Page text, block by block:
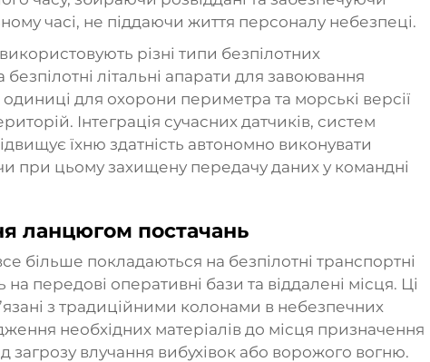
часі, не піддаючи життя персоналу небезпеці.
різні типи безпілотних
літальні апарати для завоювання
для охорони периметра та морські версії
Інтеграція сучасних датчиків, систем
їхню здатність автономно виконувати
при цьому захищену передачу даних у командні
ланцюгом постачань
більше покладаються на безпілотні транспортні
передові оперативні бази та віддалені місця. Ці
з традиційними колонами в небезпечних
необхідних матеріалів до місця призначення
загрозу влучання вибухівок або ворожого вогню.